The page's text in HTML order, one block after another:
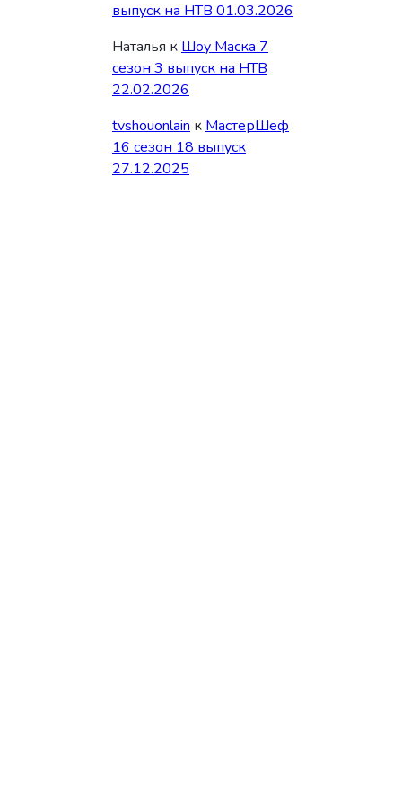
выпуск на НТВ 01.03.2026
Наталья к Шоу Маска 7
сезон 3 выпуск на НТВ
22.02.2026
tvshouonlain к МастерШеф
16 сезон 18 выпуск
27.12.2025